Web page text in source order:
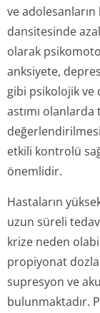
ve
dansitesinde
olarak
anksiyete,
gibi psikolojik ve
astımı
etkili kontrolü
önemlidir.
Hastaların
uzun süreli
krize neden
propiyonat
supresyon ve
bulunmaktadır.